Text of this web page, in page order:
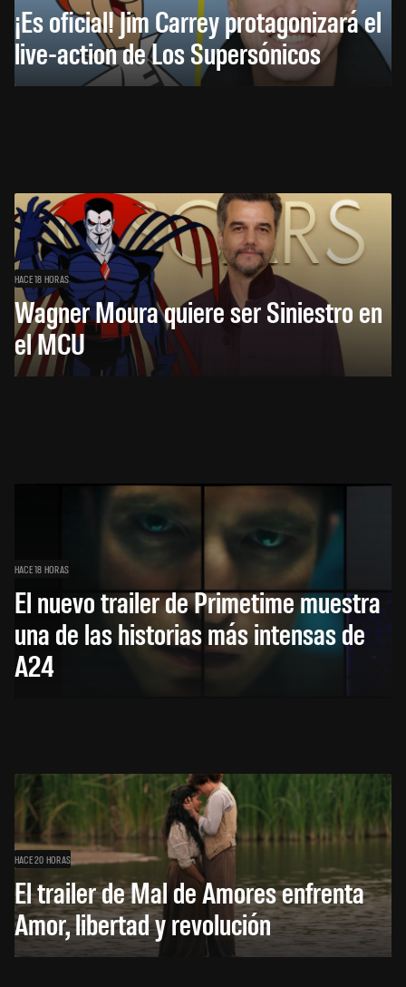
¡Es oficial! Jim Carrey protagonizará el
live-action de Los Supersónicos
HACE 18 HORAS
Wagner Moura quiere ser Siniestro en
el MCU
HACE 18 HORAS
El nuevo trailer de Primetime muestra
una de las historias más intensas de
A24
HACE 20 HORAS
El trailer de Mal de Amores enfrenta
Amor, libertad y revolución